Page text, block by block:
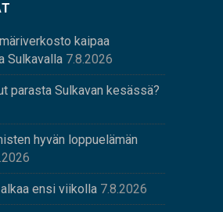
kaipaa
Sulkavalla 7.8.2026
parasta Sulkavan kesässä?
hyvän loppuelämän
ensi viikolla 7.8.2026